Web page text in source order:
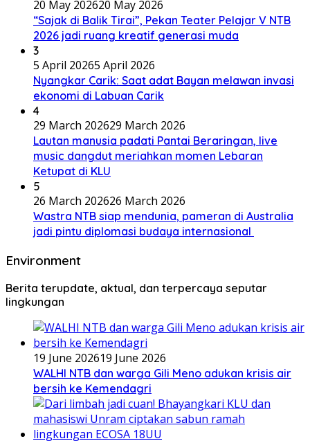
20 May 202620 May 2026
“Sajak di Balik Tirai”, Pekan Teater Pelajar V NTB
2026 jadi ruang kreatif generasi muda
3
5 April 20265 April 2026
Nyangkar Carik: Saat adat Bayan melawan invasi
ekonomi di Labuan Carik
4
29 March 202629 March 2026
Lautan manusia padati Pantai Beraringan, live
music dangdut meriahkan momen Lebaran
Ketupat di KLU
5
26 March 202626 March 2026
Wastra NTB siap mendunia, pameran di Australia
jadi pintu diplomasi budaya internasional
Environment
Berita terupdate, aktual, dan terpercaya seputar
lingkungan
19 June 202619 June 2026
WALHI NTB dan warga Gili Meno adukan krisis air
bersih ke Kemendagri